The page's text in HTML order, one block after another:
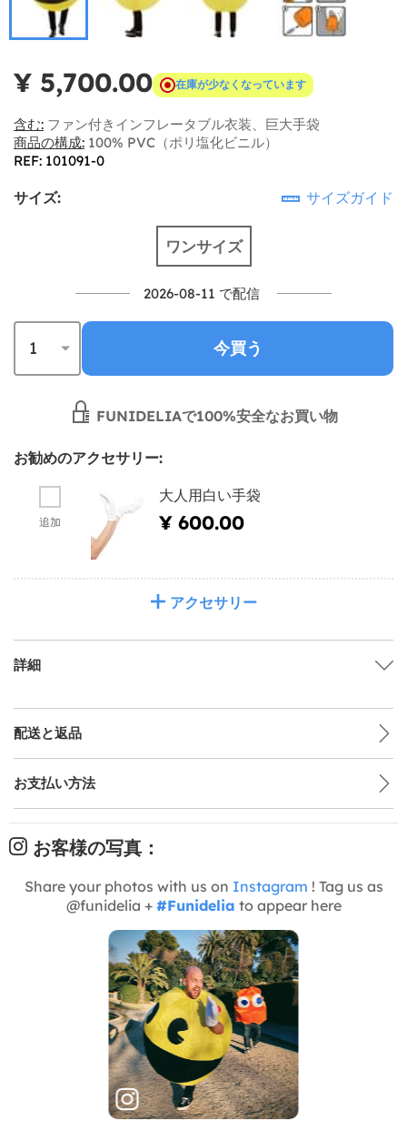
¥ 5,700.00 在庫が少なくなっています
含む: ファン付きインフレータブル衣装、巨大手袋
商品の構成: 100% PVC（ポリ塩化ビニル）
REF: 101091-0
サイズ: サイズガイド
ワンサイズ
2026-08-11 で配信
今買う
FUNIDELIAで100%安全なお買い物
お勧めのアクセサリー:
追加
大人用白い手袋
¥ 600.00
アクセサリー
詳細
配送と返品
お支払い方法
お客様の写真：
Share your photos with us on Instagram ! Tag us as
@funidelia + #Funidelia to appear here